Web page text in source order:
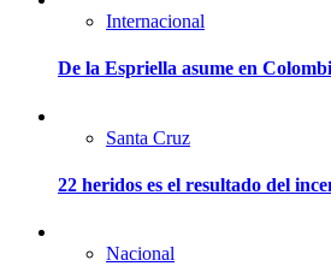
Internacional
De la Espriella asume en
Santa Cruz
22 heridos es el resultado del
Nacional